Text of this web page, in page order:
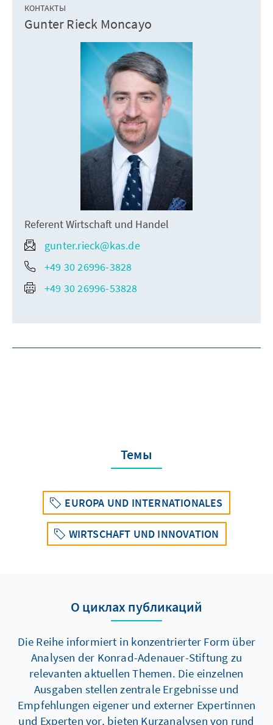
КОНТАКТЫ
Gunter Rieck Moncayo
Referent Wirtschaft und Handel
gunter.rieck@kas.de
+49 30 26996-3828
+49 30 26996-53828
Темы
EUROPA UND INTERNATIONALES
WIRTSCHAFT UND INNOVATION
О циклах публикаций
Die Reihe informiert in konzentrierter Form über
Analysen der Konrad-Adenauer-Stiftung zu
relevanten aktuellen Themen. Die einzelnen
Ausgaben stellen zentrale Ergebnisse und
Empfehlungen eigener und externer Expertinnen
und Experten vor, bieten Kurzanalysen von rund